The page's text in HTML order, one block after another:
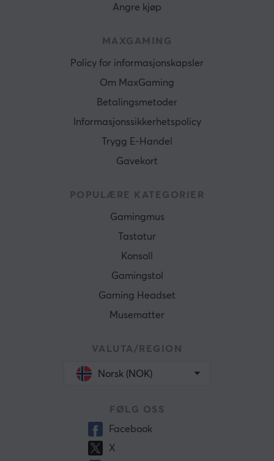
Angre kjøp
MAXGAMING
Policy for informasjonskapsler
Om MaxGaming
Betalingsmetoder
Informasjonssikkerhetspolicy
Trygg E-Handel
Gavekort
POPULÆRE KATEGORIER
Gamingmus
Tastatur
Konsoll
Gamingstol
Gaming Headset
Musematter
VALUTA/REGION
Norsk (NOK)
FØLG OSS
Facebook
X